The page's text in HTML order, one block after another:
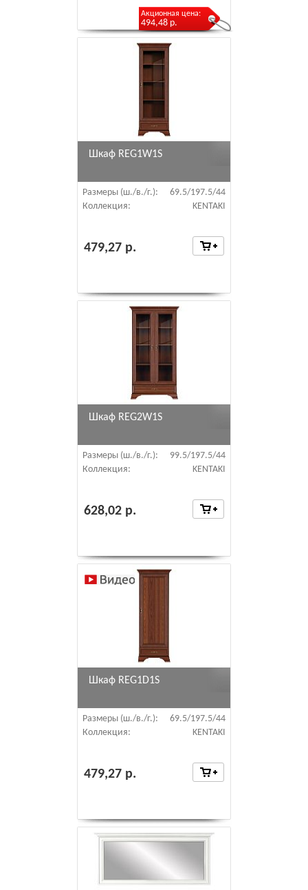
Акционная цена:
494,48 р.
Шкаф REG1W1S
Размеры (ш./в./г.):
69.5/197.5/44
Коллекция:
KENTAKI
479,27 р.
Шкаф REG2W1S
Размеры (ш./в./г.):
99.5/197.5/44
Коллекция:
KENTAKI
628,02 р.
Шкаф REG1D1S
Размеры (ш./в./г.):
69.5/197.5/44
Коллекция:
KENTAKI
479,27 р.